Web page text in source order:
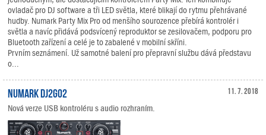
ovladač pro DJ software a tři LED světla, které blikají do rytmu přehrávané
hudby. Numark Party Mix Pro od menšího sourozence přebírá kontrolér i
světla a navíc přidává podsvícený reproduktor se zesilovačem, podporu pro
Bluetooth zařízení a celé je to zabalené v mobilní skříni.
Prvním seznámení. Už samotné balení pro přepravní službu dává představu
o...
11. 7. 2018
Numark DJ2GO2
Nová verze USB kontroléru s audio rozhraním.